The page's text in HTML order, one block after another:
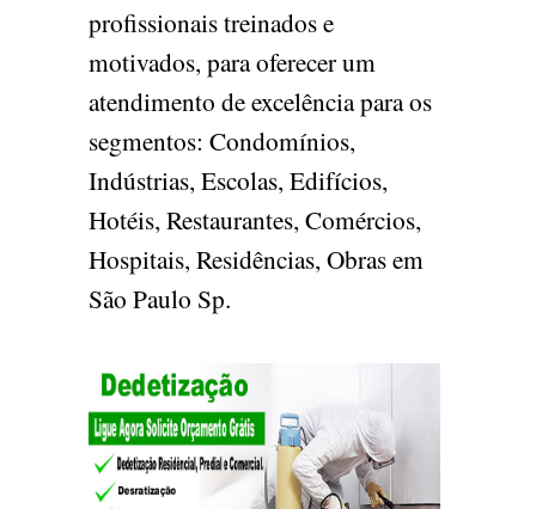
profissionais treinados e
motivados, para oferecer um
atendimento de excelência para os
segmentos: Condomínios,
Indústrias, Escolas, Edifícios,
Hotéis, Restaurantes, Comércios,
Hospitais, Residências, Obras em
São Paulo Sp.